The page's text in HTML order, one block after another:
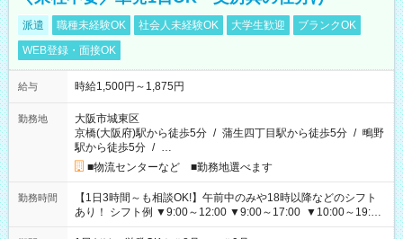
派遣 職種未経験OK 社会人未経験OK 大学生歓迎
ブランクOK
WEB登録・面接OK
給与 時給1,500円～1,875円
勤務地
大阪市城東区
京橋(大阪府)駅から徒歩5分 / 蒲生四丁目駅から徒歩5分 / 鴫野
駅から徒歩5分 / …
■物流センターなど ■勤務地選べます
勤務時間
【1日3時間～も相談OK!】午前中のみや18時以降などのシフト
あり！ シフト例 ▼9:00～12:00 ▼9:00～17:00 ▼10:00～19:00
▼18:00～21:00